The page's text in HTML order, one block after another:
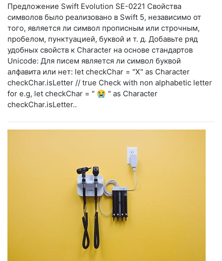
Предложение Swift Evolution SE-0221 Свойства
символов было реализовано в Swift 5, независимо от
того, является ли символ прописным или строчным,
пробелом, пунктуацией, буквой и т. д. Добавьте ряд
удобных свойств к Character на основе стандартов
Unicode: Для писем является ли символ буквой
алфавита или нет: let checkChar = "X" as Character
checkChar.isLetter // true Check with non alphabetic letter
for e.g, let checkChar = " 😭 " as Character
checkChar.isLetter..